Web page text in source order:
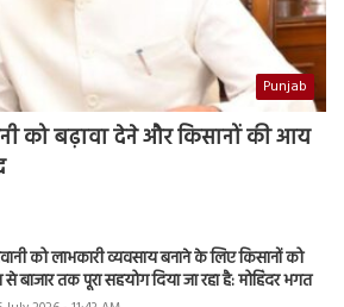
Punjab
को बढ़ावा देने और किसानों की आय
को लाभकारी व्यवसाय बनाने के लिए किसानों को
बाजार तक पूरा सहयोग दिया जा रहा है: मोहिंदर भगत